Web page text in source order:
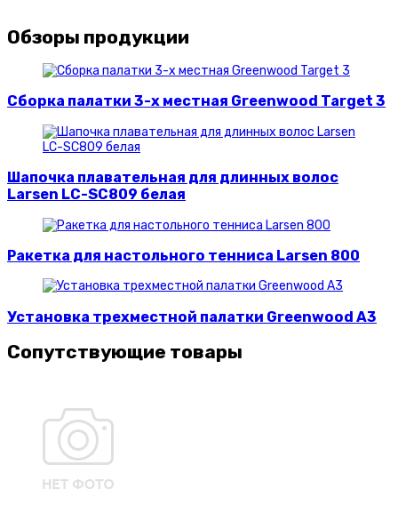
Обзоры продукции
Сборка палатки 3-х местная Greenwood Target 3
Шапочка плавательная для длинных волос
Larsen LC-SC809 белая
Ракетка для настольного тенниса Larsen 800
Установка трехместной палатки Greenwood A3
Сопутствующие товары